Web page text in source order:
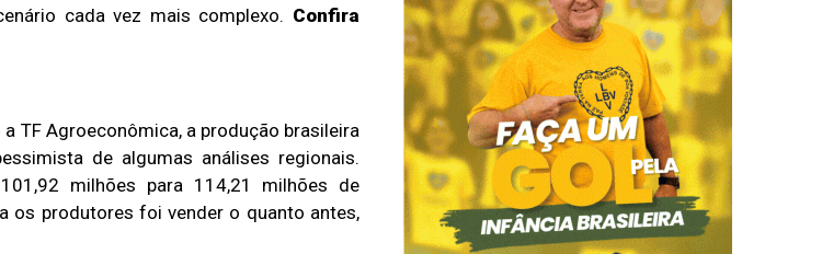
cada vez mais complexo. Confira
TF Agroeconômica, a produção brasileira
de algumas análises regionais.
milhões para 114,21 milhões de
os produtores foi vender o quanto antes,